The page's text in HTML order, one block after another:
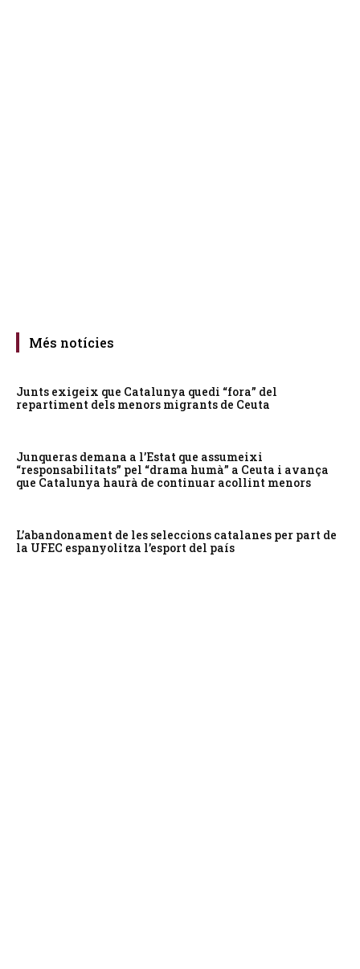
Més notícies
Junts exigeix que Catalunya quedi “fora” del
repartiment dels menors migrants de Ceuta
Junqueras demana a l’Estat que assumeixi
“responsabilitats” pel “drama humà” a Ceuta i avança
que Catalunya haurà de continuar acollint menors
L’abandonament de les seleccions catalanes per part de
la UFEC espanyolitza l’esport del país